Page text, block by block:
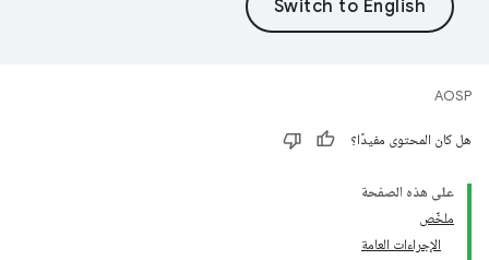
AOSP
هل كان المحتوى مفيدًا؟
على هذه الصفحة
ملخّص
الإجراءات العامة